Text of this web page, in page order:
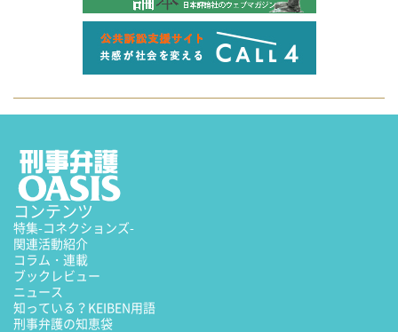
コンテンツ
特集-コネクションズ-
関連活動紹介
コラム・連載
ブックレビュー
ニュース
知っている？KEIBEN用語
刑事弁護の知恵袋